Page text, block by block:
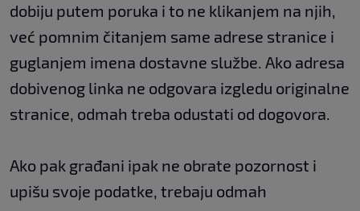
dobiju putem poruka i to ne klikanjem na njih,
već pomnim čitanjem same adrese stranice i
guglanjem imena dostavne službe. Ako adresa
dobivenog linka ne odgovara izgledu originalne
stranice, odmah treba odustati od dogovora.
Ako pak građani ipak ne obrate pozornost i
upišu svoje podatke, trebaju odmah